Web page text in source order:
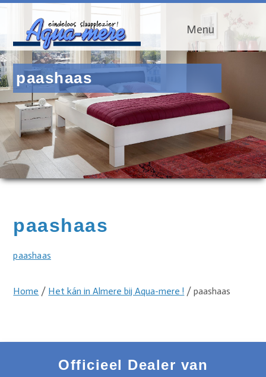
Menu
paashaas
paashaas
paashaas
Home / Het kán in Almere bij Aqua-mere ! / paashaas
Officieel Dealer van